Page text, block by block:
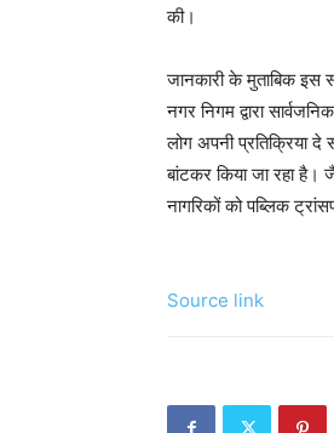
की।
जानकारी के मुताबिक
नगर निगम द्वारा
लोग अपनी प्रतिक्रिया
बांटकर किया जा रहा है।
नागरिकों को पब्लिक
Source link